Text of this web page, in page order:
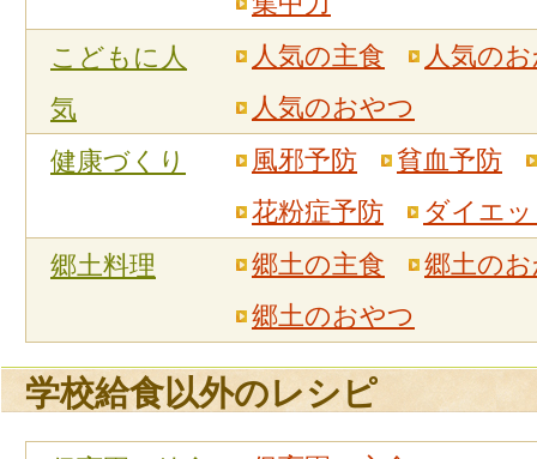
こどもに人
気
人気の主食
人気の
人気のおやつ
健康づくり
風邪予防
貧血予防
花粉症予防
ダイエ
郷土料理
郷土の主食
郷土の
郷土のおやつ
学校給食以外のレシピ